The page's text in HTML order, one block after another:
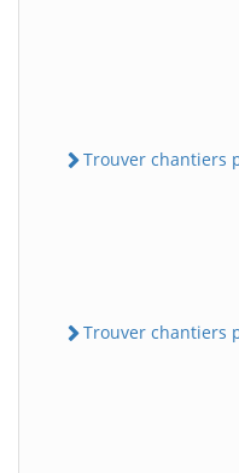
Trouver chantiers
Trouver chantiers